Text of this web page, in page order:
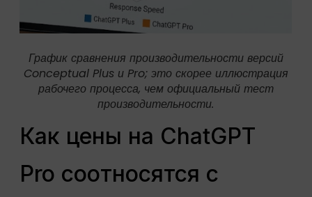
График сравнения производительности версий
Conceptual Plus и Pro; это скорее иллюстрация
рабочего процесса, чем официальный тест
производительности.
Как цены на ChatGPT
Pro соотносятся с